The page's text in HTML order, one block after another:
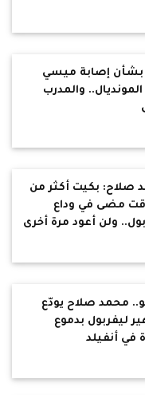
بشأن إصابة ميسي
والمدرب
صلاح: بكيت أكثر من
مضى في وداع
ولن أعود مرة أخرى
محمد صلاح يودّع
ليفربول بدموع
في أنفيلد